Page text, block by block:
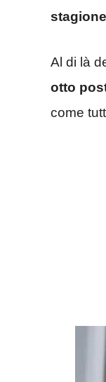
Al di là
otto
come